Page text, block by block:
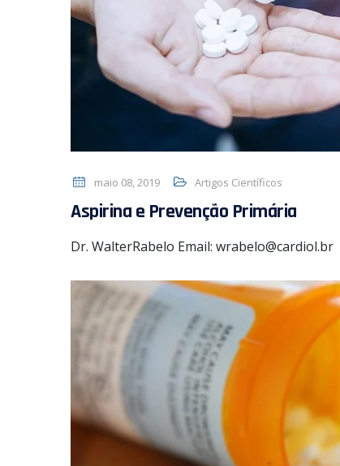
maio 08, 2019 Artigos Científicos
Aspirina e Prevenção Primária
Dr. WalterRabelo Email: